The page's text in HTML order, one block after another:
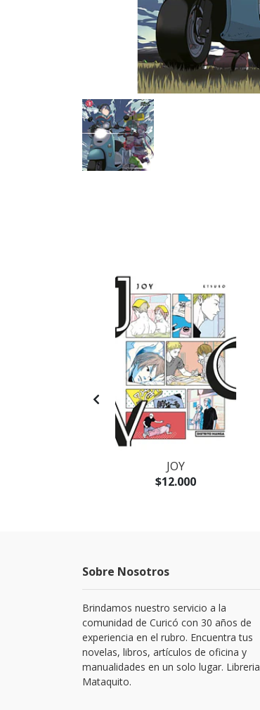
JOY
$12.000
Sobre Nosotros
Brindamos nuestro servicio a la
comunidad de Curicó con 30 años de
experiencia en el rubro. Encuentra tus
novelas, libros, artículos de oficina y
manualidades en un solo lugar. Libreria
Mataquito.